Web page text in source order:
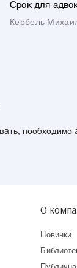
Срок для
Кербель
необходимо
О
Новинки